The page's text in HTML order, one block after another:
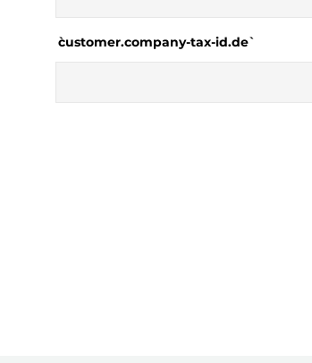
`customer.company-tax-id.de`